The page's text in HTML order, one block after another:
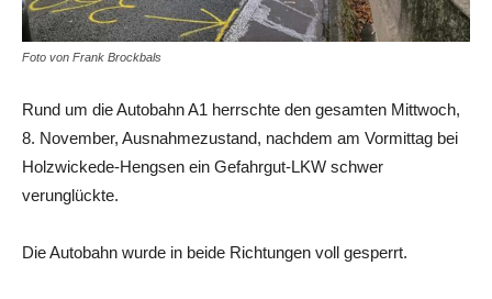
Foto von Frank Brockbals
Rund um die Autobahn A1 herrschte den gesamten Mittwoch,
8. November, Ausnahmezustand, nachdem am Vormittag bei
Holzwickede-Hengsen ein Gefahrgut-LKW schwer
verunglückte.
Die Autobahn wurde in beide Richtungen voll gesperrt.